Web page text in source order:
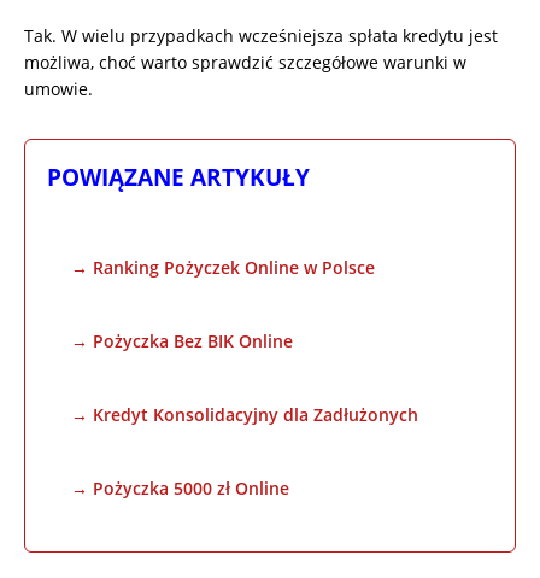
Tak. W wielu przypadkach wcześniejsza spłata kredytu jest
możliwa, choć warto sprawdzić szczegółowe warunki w
umowie.
POWIĄZANE ARTYKUŁY
→ Ranking Pożyczek Online w Polsce
→ Pożyczka Bez BIK Online
→ Kredyt Konsolidacyjny dla Zadłużonych
→ Pożyczka 5000 zł Online